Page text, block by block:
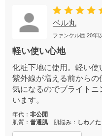
ベル丸
ファンケル歴 20年
軽い使い心地
化粧下地に使用。軽い使
紫外線が増える前から
気になるのでブライトニ
います。
年代： 非公開
肌質： 普通肌 肌悩み： しわ／